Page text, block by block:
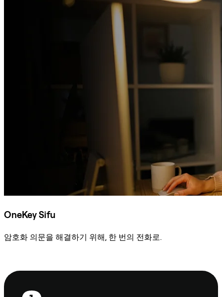
OneKey Sifu
암호화 의문을 해결하기 위해, 한 번의 전화로.
보